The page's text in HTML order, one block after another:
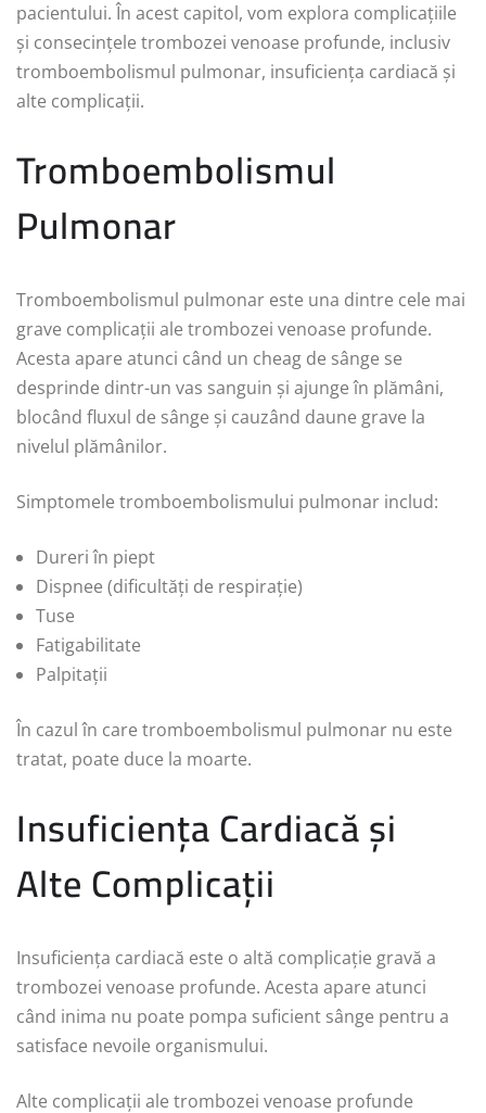
pacientului. În acest capitol, vom explora complicațiile
și consecințele trombozei venoase profunde, inclusiv
tromboembolismul pulmonar, insuficiența cardiacă și
alte complicații.
Tromboembolismul
Pulmonar
Tromboembolismul pulmonar este una dintre cele mai
grave complicații ale trombozei venoase profunde.
Acesta apare atunci când un cheag de sânge se
desprinde dintr-un vas sanguin și ajunge în plămâni,
blocând fluxul de sânge și cauzând daune grave la
nivelul plămânilor.
Simptomele tromboembolismului pulmonar includ:
Dureri în piept
Dispnee (dificultăți de respirație)
Tuse
Fatigabilitate
Palpitații
În cazul în care tromboembolismul pulmonar nu este
tratat, poate duce la moarte.
Insuficiența Cardiacă și
Alte Complicații
Insuficiența cardiacă este o altă complicație gravă a
trombozei venoase profunde. Acesta apare atunci
când inima nu poate pompa suficient sânge pentru a
satisface nevoile organismului.
Alte complicații ale trombozei venoase profunde